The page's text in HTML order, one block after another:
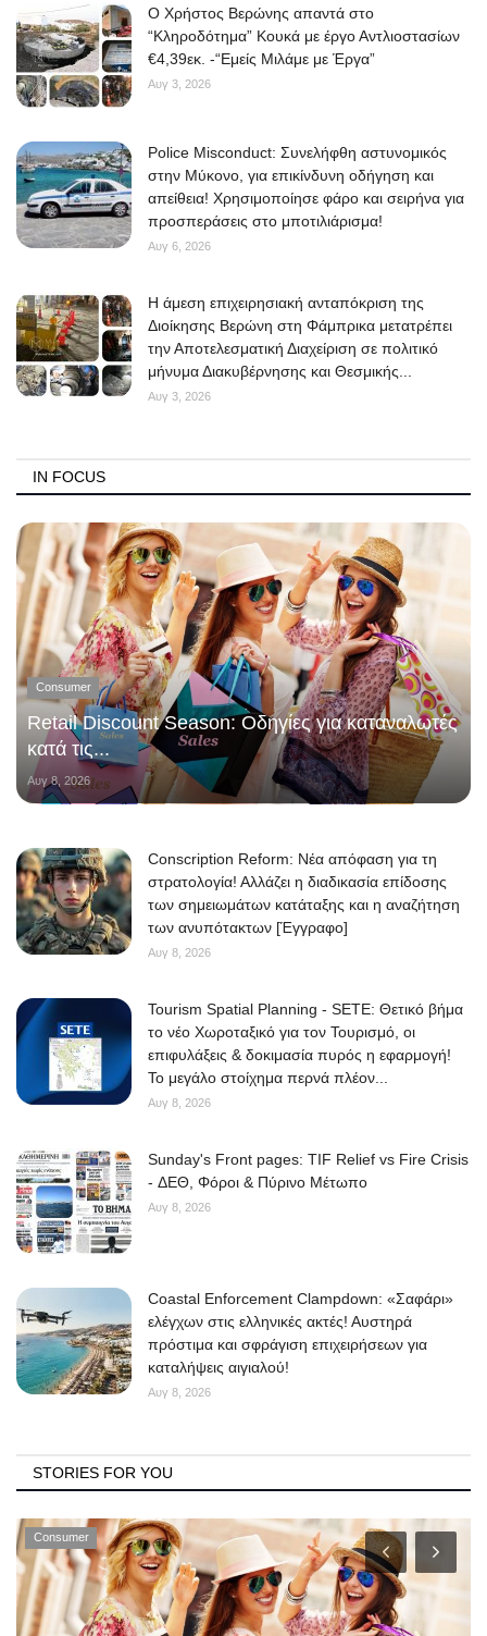
O Χρήστος Βερώνης απαντά στο
“Κληροδότημα” Κουκά με έργο Αντλιοστασίων
€4,39εκ. -“Εμείς Μιλάμε με Έργα”
Αυγ 3, 2026
Police Misconduct: Συνελήφθη αστυνομικός
στην Μύκονο, για επικίνδυνη οδήγηση και
απείθεια! Χρησιμοποίησε φάρο και σειρήνα για
προσπεράσεις στο μποτιλιάρισμα!
Αυγ 6, 2026
Η άμεση επιχειρησιακή ανταπόκριση της
Διοίκησης Βερώνη στη Φάμπρικα μετατρέπει
την Αποτελεσματική Διαχείριση σε πολιτικό
μήνυμα Διακυβέρνησης και Θεσμικής...
Αυγ 3, 2026
IN FOCUS
Consumer
Retail Discount Season: Οδηγίες για καταναλωτές
κατά τις...
Αυγ 8, 2026
Conscription Reform: Νέα απόφαση για τη
στρατολογία! Αλλάζει η διαδικασία επίδοσης
των σημειωμάτων κατάταξης και η αναζήτηση
των ανυπότακτων [Έγγραφο]
Αυγ 8, 2026
Tourism Spatial Planning - SETE: Θετικό βήμα
το νέο Χωροταξικό για τον Τουρισμό, οι
επιφυλάξεις & δοκιμασία πυρός η εφαρμογή!
Το μεγάλο στοίχημα περνά πλέον...
Αυγ 8, 2026
Sunday's Front pages: TIF Relief vs Fire Crisis
- ΔΕΘ, Φόροι & Πύρινο Μέτωπο
Αυγ 8, 2026
Coastal Enforcement Clampdown: «Σαφάρι»
ελέγχων στις ελληνικές ακτές! Αυστηρά
πρόστιμα και σφράγιση επιχειρήσεων για
καταλήψεις αιγιαλού!
Αυγ 8, 2026
STORIES FOR YOU
Consumer